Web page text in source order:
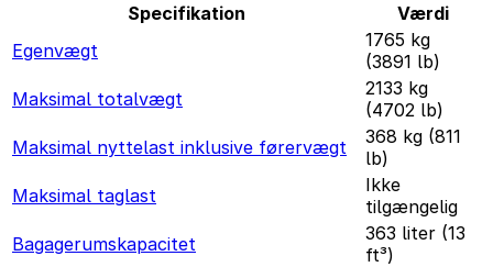
Specifikation
Værdi
Egenvægt
1765 kg
(3891 lb)
Maksimal totalvægt
2133 kg
(4702 lb)
Maksimal nyttelast inklusive førervægt
368 kg (811
lb)
Maksimal taglast
Ikke
tilgængelig
Bagagerumskapacitet
363 liter (13
ft³)